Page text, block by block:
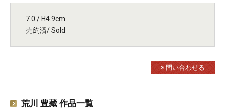
7.0 / H4.9cm
売約済/ Sold
問い合わせる
荒川 豊藏 作品一覧